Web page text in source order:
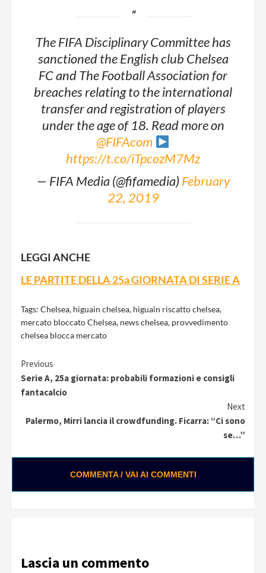
The FIFA Disciplinary Committee has
sanctioned the English club Chelsea
FC and The Football Association for
breaches relating to the international
transfer and registration of players
under the age of 18. Read more on
@FIFAcom
https://t.co/iTpcozM7Mz
— FIFA Media (@fifamedia) February
22, 2019
LEGGI ANCHE
LE PARTITE DELLA 25a GIORNATA DI SERIE A
Tags: Chelsea, higuain chelsea, higuain riscatto chelsea,
mercato bloccato Chelsea, news chelsea, provvedimento
chelsea blocca mercato
Continue
Reading
Previous
Serie A, 25a giornata: probabili formazioni e consigli
fantacalcio
Next
Palermo, Mirri lancia il crowdfunding. Ficarra: “Ci sono
se…”
COMMENTA / VAI AI COMMENTI
Lascia un commento